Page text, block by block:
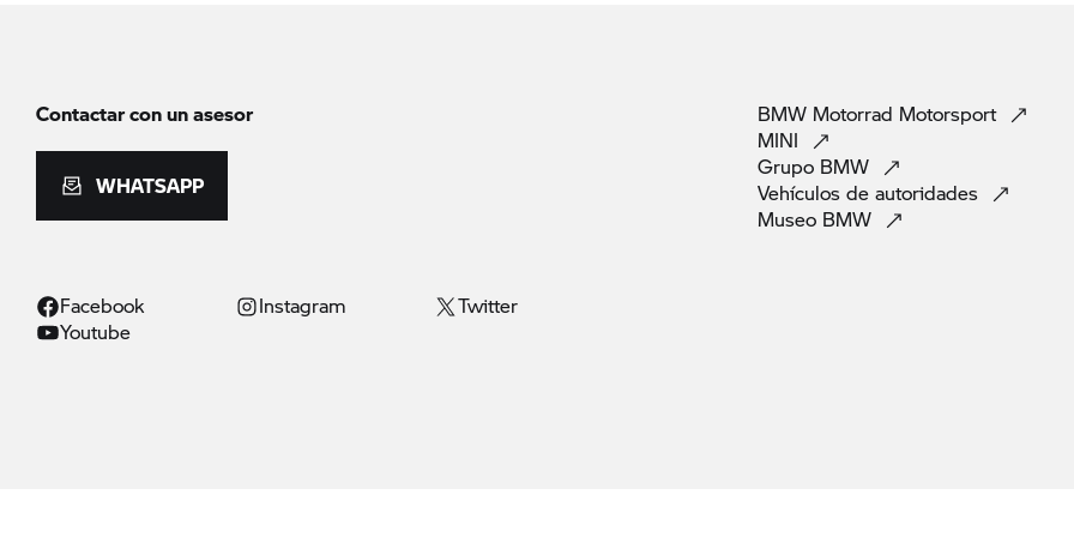
Contactar con un asesor
WHATSAPP
Facebook Instagram
Twitter
Youtube
BMW Motorrad Motorsport
MINI
Grupo BMW
Vehículos de autoridades
Museo BMW